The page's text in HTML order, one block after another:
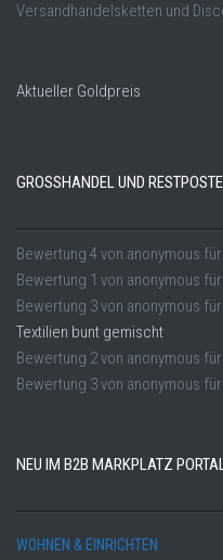
Versandhandelsketten und
Aktueller Goldpreis
GROSSHANDEL UND RESTPOSTEN
Bewertung 4 von anonymous für
Bewertung 1 von anonymous für
Bewertung 3von anonymous für
Textilien bunt gemischt
Bewertung 2von anonymous für
Bewertung 3von anonymous für
NEU IM B2B MARKPLATZ
WOHNEN & EINRICHTEN